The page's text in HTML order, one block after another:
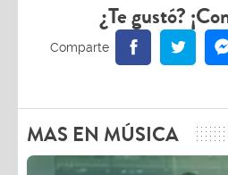
¿Te gustó?
MAS EN MÚSICA